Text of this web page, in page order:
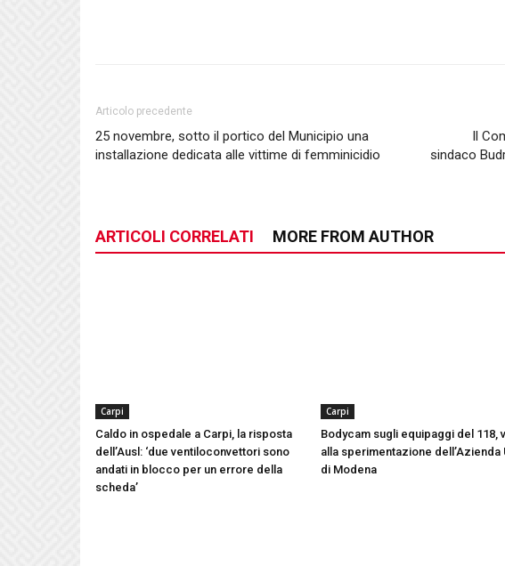
Articolo precedente
25 novembre, sotto il portico del Municipio una
installazione dedicata alle vittime di femminicidio
Il
sindaco
ARTICOLI CORRELATI MORE FROM AUTHOR
Carpi
Caldo in ospedale a Carpi, la risposta
dell’Ausl: ‘due ventiloconvettori sono
andati in blocco per un errore della
scheda’
Carpi
Bodycam sugli equipaggi del 118,
alla sperimentazione dell’Azienda
di Modena